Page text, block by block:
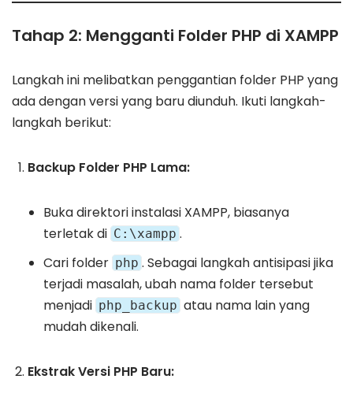
Tahap 2: Mengganti Folder PHP di XAMPP
Langkah ini melibatkan penggantian folder PHP yang
ada dengan versi yang baru diunduh. Ikuti langkah-
langkah berikut:
Backup Folder PHP Lama:
Buka direktori instalasi XAMPP, biasanya
terletak di C:\xampp .
Cari folder php . Sebagai langkah antisipasi jika
terjadi masalah, ubah nama folder tersebut
menjadi php_backup atau nama lain yang
mudah dikenali.
Ekstrak Versi PHP Baru: